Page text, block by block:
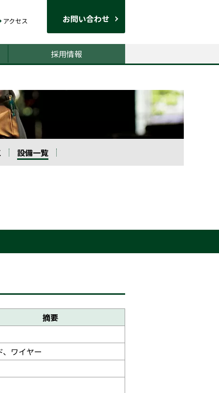
採用情報
アクセス お問い合わせ
設備一覧
摘要
、ワイヤー